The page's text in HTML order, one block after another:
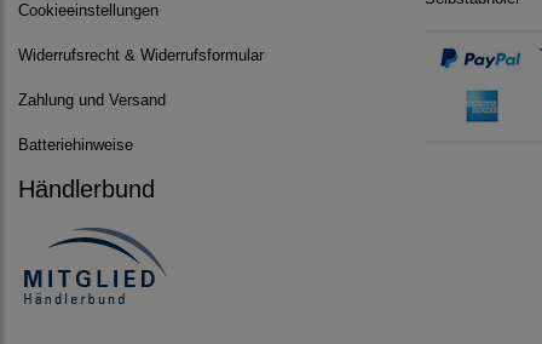
Cookieeinstellungen
Widerrufsrecht & Widerrufsformular
Zahlung und Versand
Batteriehinweise
Händlerbund